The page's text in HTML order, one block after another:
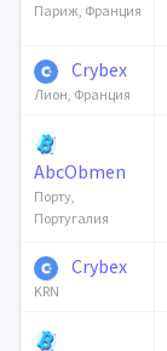
Париж, Франция
Crybex
Лион, Франция
AbcObmen
Порту,
Португалия
Crybex
KRN